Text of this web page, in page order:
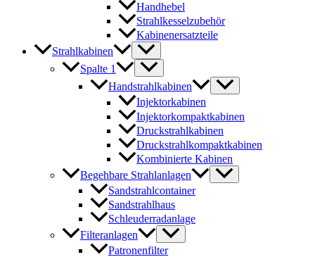
Handhebel
Strahlkesselzubehör
Kabinenersatzteile
Strahlkabinen
Spalte 1
Handstrahlkabinen
Injektorkabinen
Injektorkompaktkabinen
Druckstrahlkabinen
Druckstrahlkompaktkabinen
Kombinierte Kabinen
Begehbare Strahlanlagen
Sandstrahlcontainer
Sandstrahlhaus
Schleuderradanlage
Filteranlagen
Patronenfilter